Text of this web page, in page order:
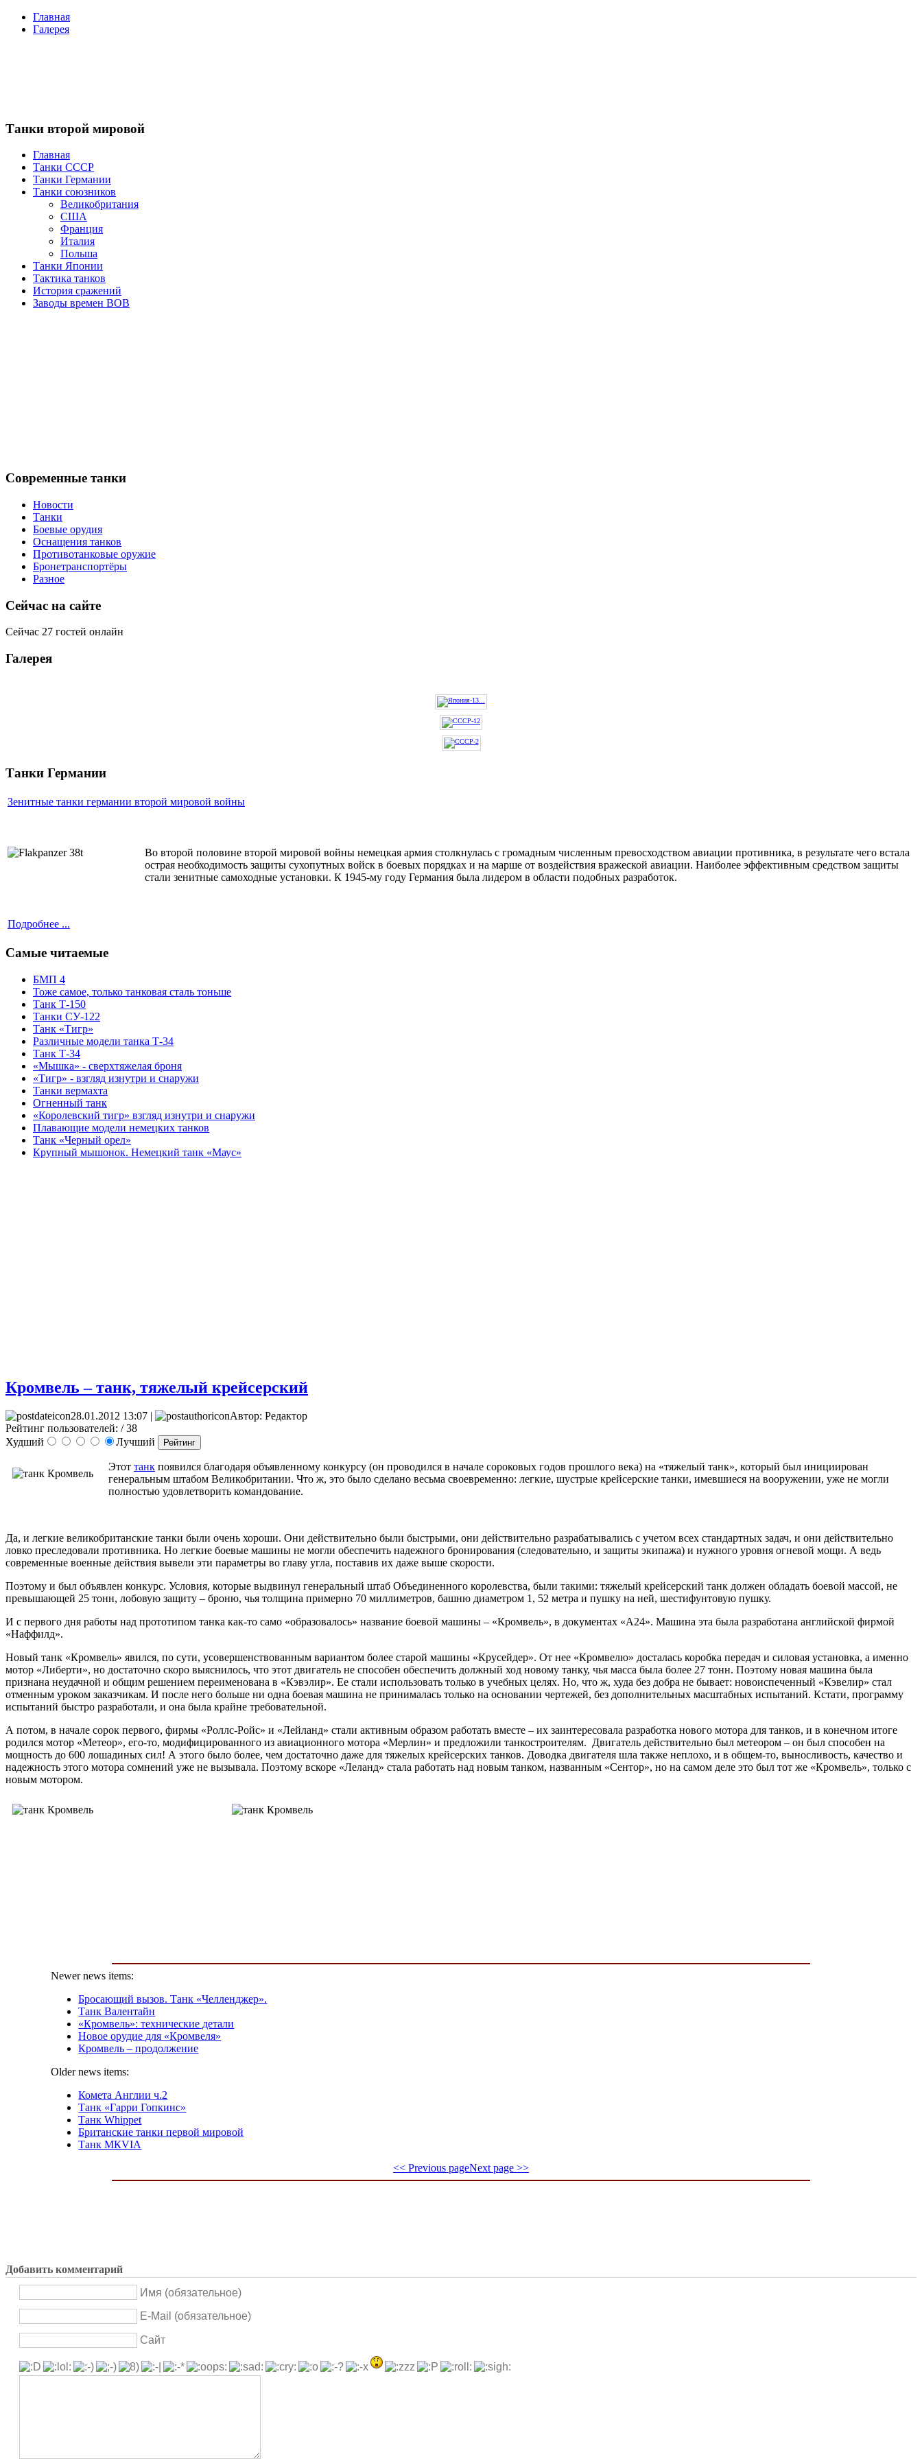
Главная
Галерея
Танки второй мировой
Главная
Танки СССР
Танки Германии
Танки союзников
Великобритания
США
Франция
Италия
Польша
Танки Японии
Тактика танков
История сражений
Заводы времен ВОВ
Современные танки
Новости
Танки
Боевые орудия
Оснащения танков
Противотанковые оружие
Бронетранспортёры
Разное
Сейчас на сайте
Сейчас 27 гостей онлайн
Галерея
Танки Германии
Зенитные танки германии второй мировой войны
Во второй половине второй мировой войны немецкая армия столкнулась с громадным численным превосходством авиации противника, в результате чего встала
острая необходимость защиты сухопутных войск в боевых порядках и на марше от воздействия вражеской авиации. Наиболее эффективным средством защиты
стали зенитные самоходные установки. К 1945-му году Германия была лидером в области подобных разработок.
Подробнее ...
Самые читаемые
БМП 4
Тоже самое, только танковая сталь тоньше
Танк Т-150
Танки СУ-122
Танк «Тигр»
Различные модели танка Т-34
Танк Т-34
«Мышка» - сверхтяжелая броня
«Тигр» - взгляд изнутри и снаружи
Танки вермахта
Огненный танк
«Королевский тигр» взгляд изнутри и снаружи
Плавающие модели немецких танков
Танк «Черный орел»
Крупный мышонок. Немецкий танк «Маус»
Кромвель – танк, тяжелый крейсерский
28.01.2012 13:07 |
Автор: Редактор
Рейтинг пользователей: / 38
Худший
Лучший
Этот танк появился благодаря объявленному конкурсу (он проводился в начале сороковых годов прошлого века) на «тяжелый танк», который был инициирован
генеральным штабом Великобритании. Что ж, это было сделано весьма своевременно: легкие, шустрые крейсерские танки, имевшиеся на вооружении, уже не могли
полностью удовлетворить командование.
Да, и легкие великобританские танки были очень хороши. Они действительно были быстрыми, они действительно разрабатывались с учетом всех стандартных задач, и они действительно
ловко преследовали противника. Но легкие боевые машины не могли обеспечить надежного бронирования (следовательно, и защиты экипажа) и нужного уровня огневой мощи. А ведь
современные военные действия вывели эти параметры во главу угла, поставив их даже выше скорости.
Поэтому и был объявлен конкурс. Условия, которые выдвинул генеральный штаб Объединенного королевства, были такими: тяжелый крейсерский танк должен обладать боевой массой, не
превышающей 25 тонн, лобовую защиту – броню, чья толщина примерно 70 миллиметров, башню диаметром 1, 52 метра и пушку на ней, шестифунтовую пушку.
И с первого дня работы над прототипом танка как-то само «образовалось» название боевой машины – «Кромвель», в документах «А24». Машина эта была разработана английской фирмой
«Наффилд».
Новый танк «Кромвель» явился, по сути, усовершенствованным вариантом более старой машины «Крусейдер». От нее «Кромвелю» досталась коробка передач и силовая установка, а именно
мотор «Либерти», но достаточно скоро выяснилось, что этот двигатель не способен обеспечить должный ход новому танку, чья масса была более 27 тонн. Поэтому новая машина была
признана неудачной и общим решением переименована в «Кэвэлир». Ее стали использовать только в учебных целях. Но, что ж, худа без добра не бывает: новоиспеченный «Кэвелир» стал
отменным уроком заказчикам. И после него больше ни одна боевая машина не принималась только на основании чертежей, без дополнительных масштабных испытаний. Кстати, программу
испытаний быстро разработали, и она была крайне требовательной.
А потом, в начале сорок первого, фирмы «Роллс-Ройс» и «Лейланд» стали активным образом работать вместе – их заинтересовала разработка нового мотора для танков, и в конечном итоге
родился мотор «Метеор», его-то, модифицированного из авиационного мотора «Мерлин» и предложили танкостроителям. Двигатель действительно был метеором – он был способен на
мощность до 600 лошадиных сил! А этого было более, чем достаточно даже для тяжелых крейсерских танков. Доводка двигателя шла также неплохо, и в общем-то, выносливость, качество и
надежность этого мотора сомнений уже не вызывала. Поэтому вскоре «Леланд» стала работать над новым танком, названным «Сентор», но на самом деле это был тот же «Кромвель», только с
новым мотором.
Newer news items:
Бросающий вызов. Танк «Челленджер».
Танк Валентайн
«Кромвель»: технические детали
Новое орудие для «Кромвеля»
Кромвель – продолжение
Older news items:
Комета Англии ч.2
Танк «Гарри Гопкинс»
Танк Whippet
Британские танки первой мировой
Танк МКVIА
<< Previous pageNext page >>
Добавить комментарий
Имя (обязательное)
E-Mail (обязательное)
Сайт